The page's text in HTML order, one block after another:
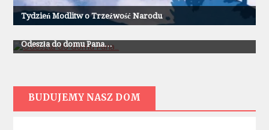
Tydzień Modlitw o Trzeźwość Narodu
Z Życia Parafii
Odeszła do domu Pana…
BUDUJEMY NASZ DOM